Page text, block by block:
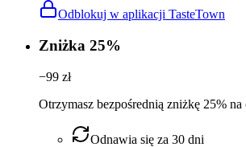
Odblokuj w aplikacji TasteTown
Zniżka 25%
−99 zł
Otrzymasz bezpośrednią zniżkę 25% na
Odnawia się za 30 dni